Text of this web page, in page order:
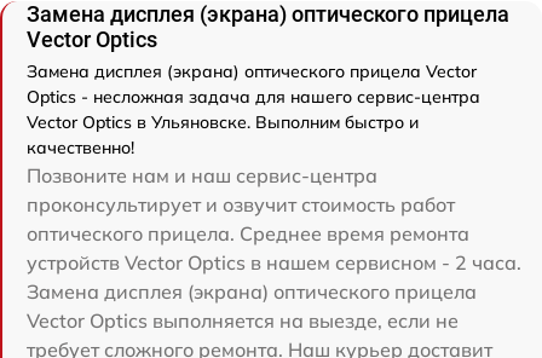
Замена дисплея (экрана) оптического прицела
Vector Optics
Замена дисплея (экрана) оптического прицела Vector
Optics - несложная задача для нашего сервис-центра
Vector Optics в Ульяновске. Выполним быстро и
качественно!
Позвоните нам и наш сервис-центра
проконсультирует и озвучит стоимость работ
оптического прицела. Среднее время ремонта
устройств Vector Optics в нашем сервисном - 2 часа.
Замена дисплея (экрана) оптического прицела
Vector Optics выполняется на выезде, если не
требует сложного ремонта. Наш курьер доставит